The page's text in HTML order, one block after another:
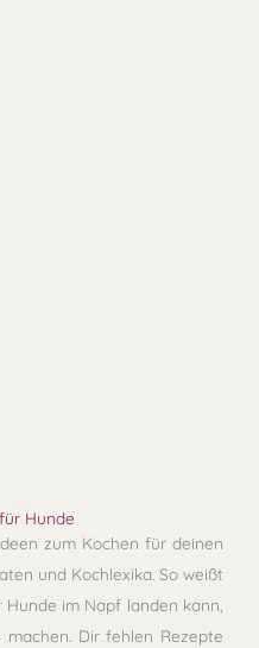
Hunde
zum Kochen für deinen
und Kochlexika. So weißt
im Napf landen kann,
Dir fehlen Rezepte